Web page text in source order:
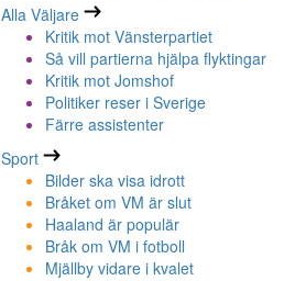
Alla Väljare
Kritik mot Vänsterpartiet
Så vill partierna hjälpa flyktingar
Kritik mot Jomshof
Politiker reser i Sverige
Färre assistenter
Sport
Bilder ska visa idrott
Bråket om VM är slut
Haaland är populär
Bråk om VM i fotboll
Mjällby vidare i kvalet